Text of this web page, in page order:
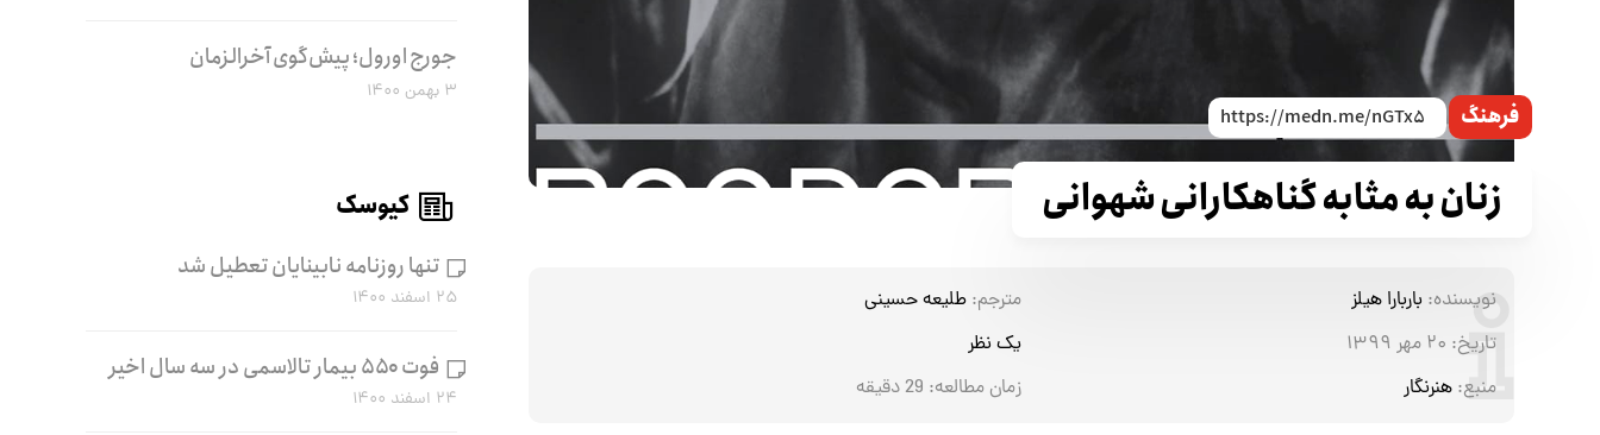
فرهنگ
زنان به مثابه گناهکارانی شهوانی
نویسنده: باربارا هیلز مترجم: طلیعه حسینی
تاریخ: ۲۰ مهر ۱۳۹۹
یک نظر
منبع: هنرنگار زمان مطالعه: 29 دقیقه
جورج اورول؛ پیش‌گوی آخرالزمان
۳ بهمن ۱۴۰۰
کیوسک
تنها روزنامه نابینایان تعطیل شد
۲۵ اسفند ۱۴۰۰
فوت ۵۵۰ بیمار تالاسمی در سه سال اخیر
۲۴ اسفند ۱۴۰۰